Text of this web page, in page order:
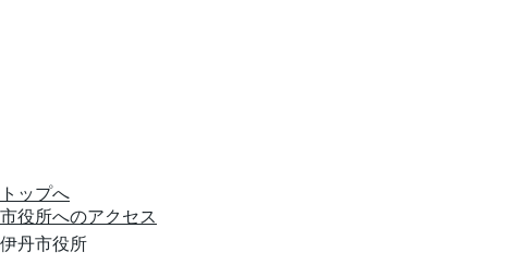
トップへ
市役所へのアクセス
伊丹市役所